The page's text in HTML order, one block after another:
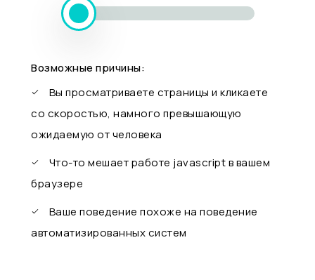
Возможные причины:
Вы просматриваете страницы и кликаете
со скоростью, намного превышающую
ожидаемую от человека
Что-то мешает работе javascript в вашем
браузере
Ваше поведение похоже на поведение
автоматизированных систем